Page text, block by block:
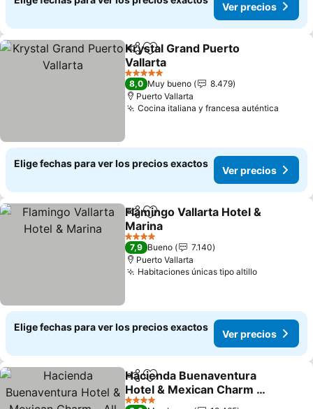
Ver precios
CompartirAgregar a favoritos
Krystal Grand Puerto
Vallarta
Ver precios
5 Estrellas
8,0 Muy bueno
8.479
Puerto Vallarta
Cocina italiana y francesa auténtica
Elige fechas para ver los precios exactos
Ver precios
CompartirAgregar a favoritos
Flamingo Vallarta Hotel &
Marina
Ver precios
4 Estrellas
7,9 Bueno
7.140
Puerto Vallarta
Habitaciones únicas tipo altilloVer
Elige fechas para ver los precios exactos
Ver precios
CompartirAgregar a favoritos
Hacienda Buenaventura
Hotel & Mexican Charm -
All Inclusive
Ver precios
4 Estrellas